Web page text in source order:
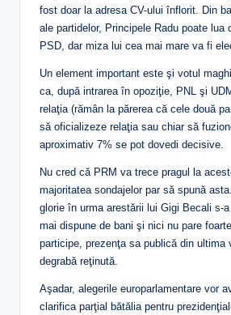
fost doar la adresa CV-ului înflorit. Din
ale partidelor, Principele Radu poate lua
PSD, dar miza lui cea mai mare va fi
Un element important este şi votul
ca, după intrarea în opoziţie, PNL şi
relaţia (rămân la părerea că cele două
să oficializeze relaţia sau chiar să
aproximativ 7% se pot dovedi decisive.
Nu cred că PRM va trece pragul la
majoritatea sondajelor par să spună
glorie în urma arestării lui Gigi Becali s-
mai dispune de bani şi nici nu pare
participe, prezenţa sa publică din ultima
degrabă reţinută.
Aşadar, alegerile europarlamentare vor
clarifica parţial bătălia pentru